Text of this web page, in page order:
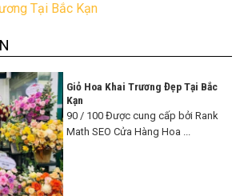
Tại Bắc Kạn
Giỏ Hoa Khai Trương Đẹp Tại Bắc
Kạn
90 / 100 Được cung cấp bởi Rank
Math SEO Cửa Hàng Hoa ...